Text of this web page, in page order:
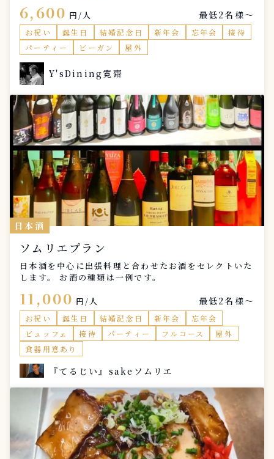
6,600 円/人 最低2名様〜
お祝い 誕生日 結婚記念日 新年会 忘年会
接待
パーティー
ビーガン 屋外
Y'sDining寛齋
日本酒
ソムリエプラン
日本酒を中心に出張料理と合わせたお酒をセレクトいた
します。 お酒の種類は一例です。
11,000 円/人 最低2名様〜
お祝い 誕生日 結婚記念日 新年会
忘年会
ビュッフェ
接待 パーティー フルコース
屋外
食器用意あり
『てるじい』sakeソムリエ